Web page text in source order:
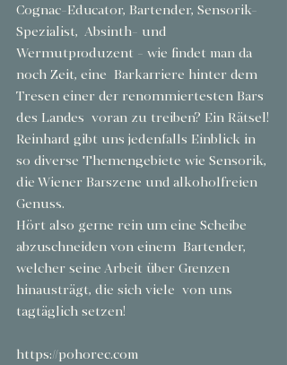
Cognac-Educator, Bartender, Sensorik-
Spezialist,  Absinth- und
Wermutproduzent - wie findet man da
noch Zeit, eine  Barkarriere hinter dem
Tresen einer der renommiertesten Bars
des Landes  voran zu treiben? Ein Rätsel!
Reinhard gibt uns jedenfalls Einblick in
so diverse Themengebiete wie Sensorik,
die Wiener Barszene und alkoholfreien
Genuss.
Hört also gerne rein um eine Scheibe
abzuschneiden von einem  Bartender,
welcher seine Arbeit über Grenzen
hinausträgt, die sich viele  von uns
tagtäglich setzen!
https://pohorec.com